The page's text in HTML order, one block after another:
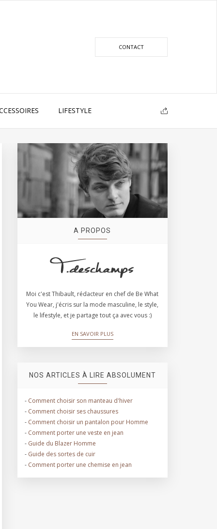
CONTACT
LIFESTYLE
A PROPOS
Moi c'est Thibault, rédacteur en chef de Be What
You Wear, j'écris sur la mode masculine, le style,
le lifestyle, et je partage tout ça avec vous :)
EN SAVOIR PLUS
NOS ARTICLES À LIRE ABSOLUMENT
- Comment choisir son manteau d'hiver
- Comment choisir ses chaussures
- Comment choisir un pantalon pour Homme
- Comment porter une veste en jean
- Guide du Blazer Homme
- Guide des sortes de cuir
- Comment porter une chemise en jean